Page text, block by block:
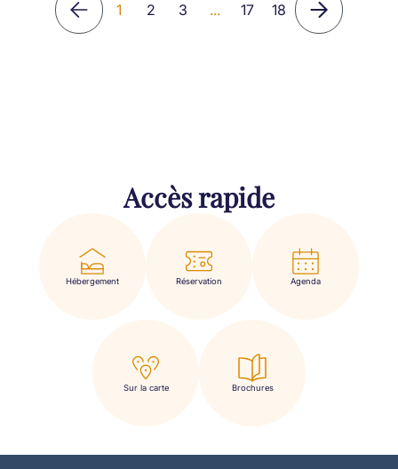
1 2 3 ... 17 18
Accès rapide
Hébergement Réservation Agenda
Sur la carte Brochures